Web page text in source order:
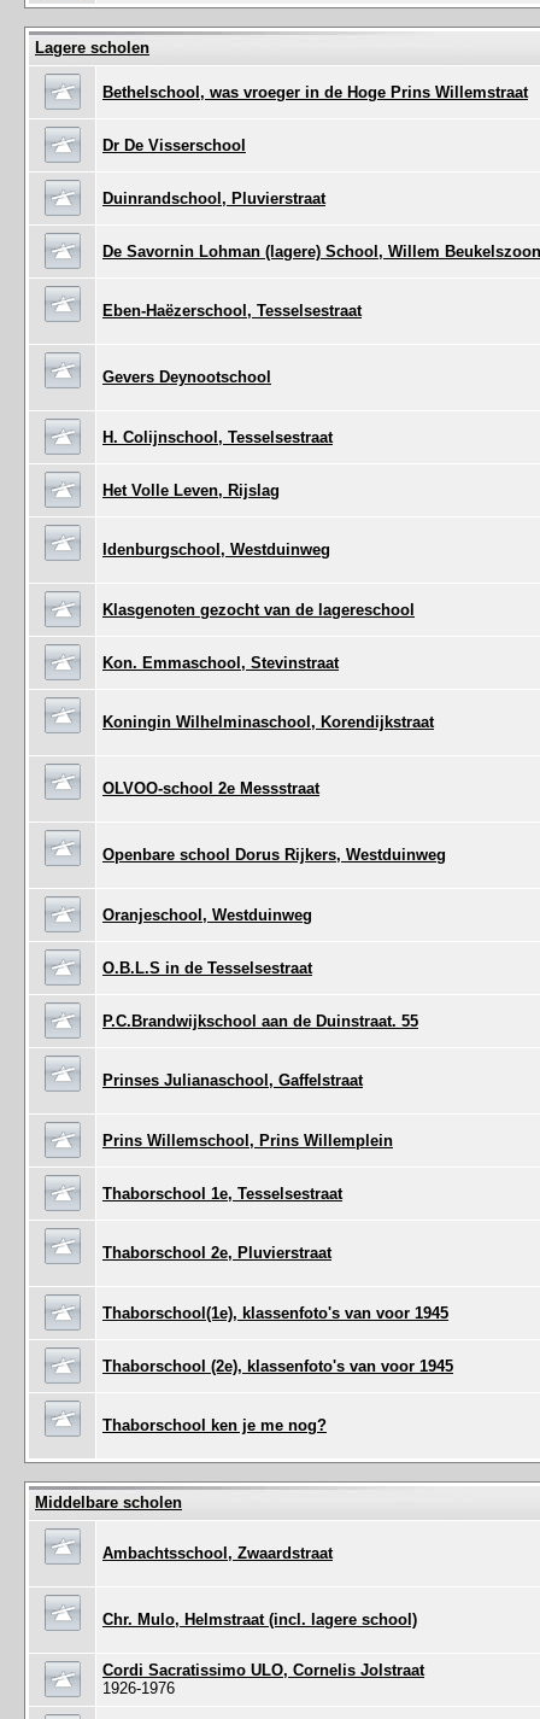
Lagere scholen
Bethelschool, was vroeger in de Hoge Prins Willemstraat
Dr De Visserschool
Duinrandschool, Pluvierstraat
De Savornin Lohman (lagere) School, Willem
Eben-Haëzerschool, Tesselsestraat
Gevers Deynootschool
H. Colijnschool, Tesselsestraat
Het Volle Leven, Rijslag
Idenburgschool, Westduinweg
Klasgenoten gezocht van de lagereschool
Kon. Emmaschool, Stevinstraat
Koningin Wilhelminaschool, Korendijkstraat
OLVOO-school 2e Messstraat
Openbare school Dorus Rijkers, Westduinweg
Oranjeschool, Westduinweg
O.B.L.S in de Tesselsestraat
P.C.Brandwijkschool aan de Duinstraat. 55
Prinses Julianaschool, Gaffelstraat
Prins Willemschool, Prins Willemplein
Thaborschool 1e, Tesselsestraat
Thaborschool 2e, Pluvierstraat
Thaborschool(1e), klassenfoto's van voor 1945
Thaborschool (2e), klassenfoto's van voor 1945
Thaborschool ken je me nog?
Middelbare scholen
Ambachtsschool, Zwaardstraat
Chr. Mulo, Helmstraat (incl. lagere school)
Cordi Sacratissimo ULO, Cornelis Jolstraat
1926-1976